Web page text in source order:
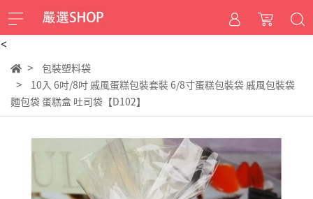
<
包裝塑料袋
10入 6吋/8吋 戚風蛋糕包裝套裝 6/8寸蛋糕包裝袋 戚風包裝袋
麵包袋 蛋糕盒 吐司袋【D102】